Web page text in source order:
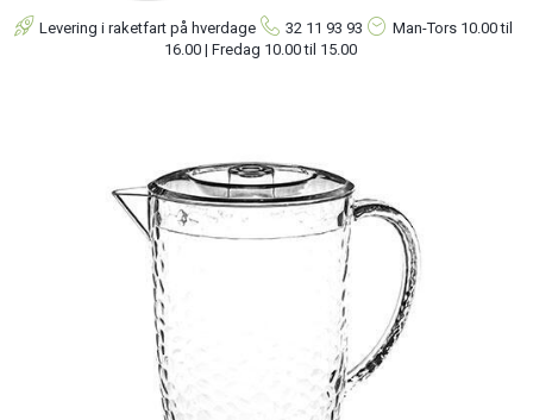
Levering i raketfart på hverdage 32 11 93 93 Man-Tors 10.00 til
16.00 | Fredag 10.00 til 15.00